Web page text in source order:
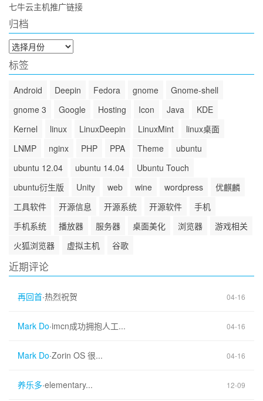
七牛云主机推广链接
归档
归
档
标签
Android Deepin Fedora gnome
Gnome-shell
gnome 3
Google Hosting Icon Java
KDE
Kernel
linux LinuxDeepin LinuxMint
linux桌面
LNMP
nginx PHP PPA Theme
ubuntu
ubuntu 12.04
ubuntu 14.04
Ubuntu Touch
ubuntu衍生版
Unity web wine wordpress
优麒麟
工具软件
开源信息 开源系统 开源软件
手机
手机系统
播放器 服务器 桌面美化 浏览器
游戏相关
火狐浏览器
虚拟主机 谷歌
近期评论
再回首·热烈祝贺 04-16
Mark Do·imcn成功拥抱人工... 04-16
Mark Do·Zorin OS 很... 04-16
养乐多·elementary... 12-09